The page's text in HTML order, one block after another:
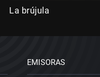
La brújula
EMISORAS